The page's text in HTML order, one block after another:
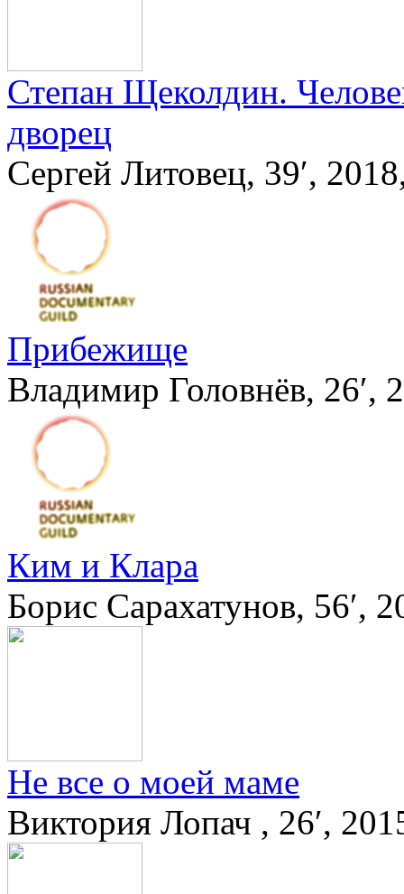
Степан Щеколдин.
дворец
Сергей Литовец, 39′,
Прибежище
Владимир Головнёв,
Ким и Клара
Борис Сарахатунов, 56′,
Не все о моей маме
Виктория Лопач , 26′,